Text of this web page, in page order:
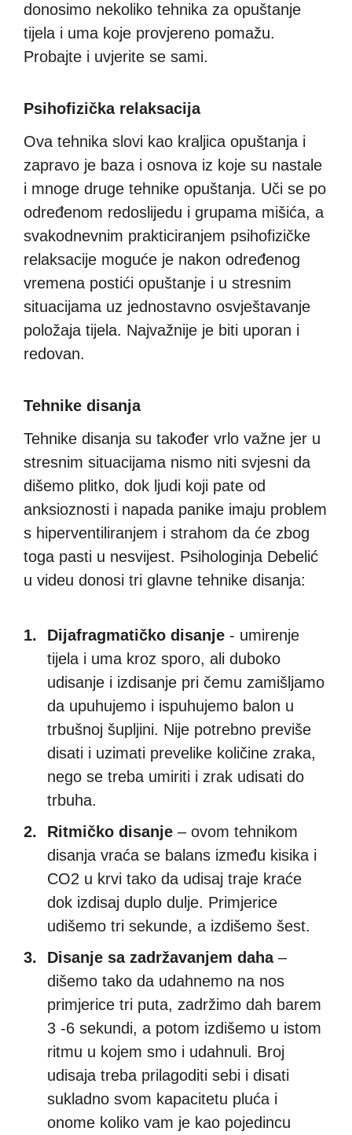
donosimo nekoliko tehnika za opuštanje
tijela i uma koje provjereno pomažu.
Probajte i uvjerite se sami.
Psihofizička relaksacija
Ova tehnika slovi kao kraljica opuštanja i
zapravo je baza i osnova iz koje su nastale
i mnoge druge tehnike opuštanja. Uči se po
određenom redoslijedu i grupama mišića, a
svakodnevnim prakticiranjem psihofizičke
relaksacije moguće je nakon određenog
vremena postići opuštanje i u stresnim
situacijama uz jednostavno osvještavanje
položaja tijela. Najvažnije je biti uporan i
redovan.
Tehnike disanja
Tehnike disanja su također vrlo važne jer u
stresnim situacijama nismo niti svjesni da
dišemo plitko, dok ljudi koji pate od
anksioznosti i napada panike imaju problem
s hiperventiliranjem i strahom da će zbog
toga pasti u nesvijest. Psihologinja Debelić
u videu donosi tri glavne tehnike disanja:
Dijafragmatičko disanje - umirenje
tijela i uma kroz sporo, ali duboko
udisanje i izdisanje pri čemu zamišljamo
da upuhujemo i ispuhujemo balon u
trbušnoj šupljini. Nije potrebno previše
disati i uzimati prevelike količine zraka,
nego se treba umiriti i zrak udisati do
trbuha.
Ritmičko disanje – ovom tehnikom
disanja vraća se balans između kisika i
CO2 u krvi tako da udisaj traje kraće
dok izdisaj duplo dulje. Primjerice
udišemo tri sekunde, a izdišemo šest.
Disanje sa zadržavanjem daha–
dišemo tako da udahnemo na nos
primjerice tri puta, zadržimo dah barem
3 -6 sekundi, a potom izdišemo u istom
ritmu u kojem smo i udahnuli. Broj
udisaja treba prilagoditi sebi i disati
sukladno svom kapacitetu pluća i
onome koliko vam je kao pojedincu